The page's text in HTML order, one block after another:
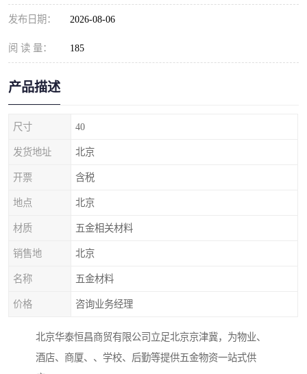
发布日期： 2026-08-06
阅 读 量： 185
产品描述
尺寸 40
发货地址 北京
开票 含税
地点 北京
材质 五金相关材料
销售地 北京
名称 五金材料
价格 咨询业务经理
北京华泰恒昌商贸有限公司立足北京京津冀，为物业、
酒店、商厦、、学校、后勤等提供五金物资一站式供